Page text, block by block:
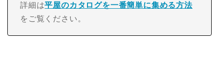
詳細は平屋のカタログを一番簡単に集める方法
をご覧ください。